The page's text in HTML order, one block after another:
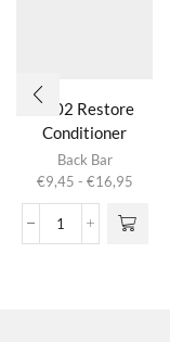
Nº02 Restore
Conditioner
Betacarotene
Back Bar
€9,45 - €16,95
tot
Nº02
heeft
meerdere
Deze optie